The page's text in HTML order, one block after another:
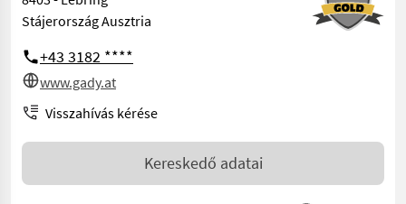
Stájerország Ausztria
+43 3182 ****
www.gady.at
Visszahívás kérése
Kereskedő adatai